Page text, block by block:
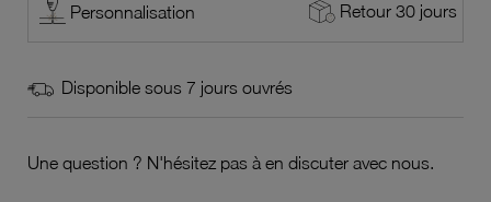
Personnalisation Retour 30 jours
Disponible sous 7 jours ouvrés
Une question ? N'hésitez pas à en discuter avec nous.